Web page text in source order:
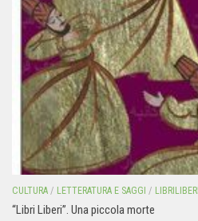
CULTURA / LETTERATURA E SAGGI / LIBRILIBERI
“Libri Liberi”. Una piccola morte